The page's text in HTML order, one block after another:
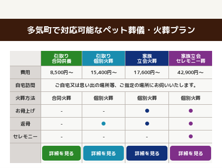
多気町で対応可能なペット葬儀・火葬プラン
引取り
合同供養
引取り
個別火葬
家族
立会火葬
家族立会
セレモニー葬
費用
8,500円～ 15,400円～ 17,600円～
42,900円～
自宅訪問
ご自宅又は思い出の場所等、ご指定の場所にお伺いいたします。
火葬方法
合同火葬 個別火葬 個別火葬
個別火葬
お骨上げ
- - ●
●
返骨
- ● ●
●
セレモニー
- - - ●
詳細を見る 詳細を見る 詳細を見る 詳細を見る